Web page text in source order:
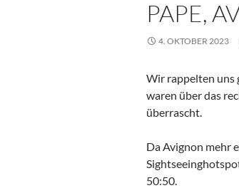
PAPE,
4. OKTOBER 2023
Wir rappelten uns
waren über das
überrascht.
Da Avignon mehr
50:50.